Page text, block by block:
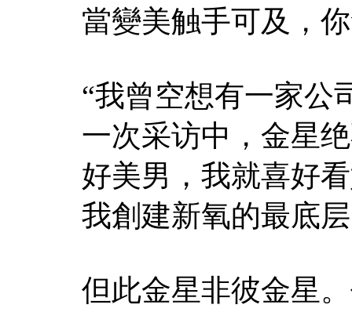
當變美触手可及，
“我曾空想有一家公
一次采访中，金星
好美男，我就喜好
我創建新氧的最底
但此金星非彼金星